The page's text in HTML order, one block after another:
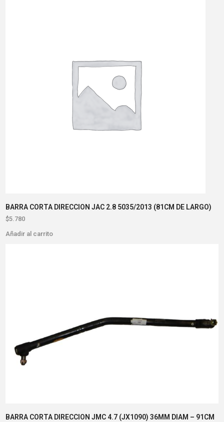
BARRA CORTA DIRECCION JAC 2.8 5035/2013 (81CM DE LARGO)
$5.780
Añadir al carrito
BARRA CORTA DIRECCION JMC 4.7 (JX1090) 36MM DIAM – 91CM